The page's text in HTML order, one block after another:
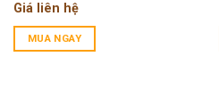
Giá liên hệ
MUA NGAY